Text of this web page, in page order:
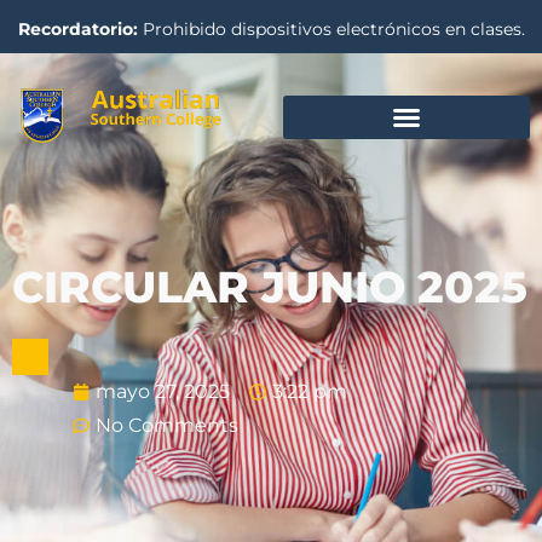
Recordatorio:Prohibido dispositivos electrónicos en clases.
CIRCULAR JUNIO 2025
mayo 27, 2025
3:22 pm
No Comments